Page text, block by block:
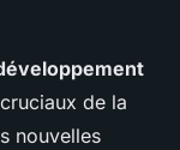
de la
nouvelles